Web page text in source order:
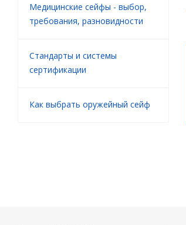
Медицинские сейфы - выбор,
требования, разновидности
Стандарты и системы
сертификации
Как выбрать оружейный сейф